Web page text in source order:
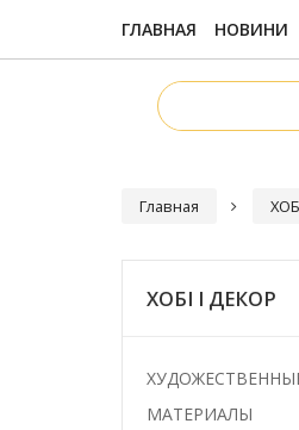
ГЛАВНАЯ НОВИНИ
Главная
ХОБІ І ДЕКОР
МАТЕРИАЛЫ